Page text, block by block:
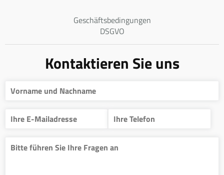
Geschäftsbedingungen
DSGVO
Kontaktieren Sie uns